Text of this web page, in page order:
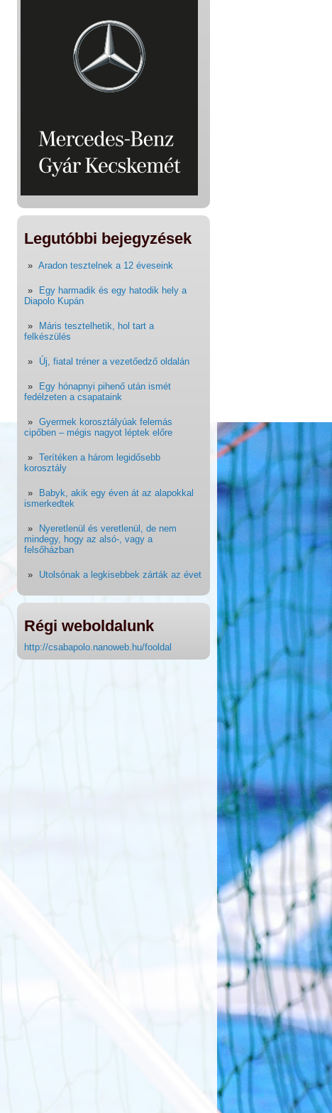
Legutóbbi bejegyzések
Aradon tesztelnek a 12 éveseink
Egy harmadik és egy hatodik hely a
Diapolo Kupán
Máris tesztelhetik, hol tart a
felkészülés
Új, fiatal tréner a vezetőedző oldalán
Egy hónapnyi pihenő után ismét
fedélzeten a csapataink
Gyermek korosztályúak felemás
cipőben – mégis nagyot léptek előre
Terítéken a három legidősebb
korosztály
Babyk, akik egy éven át az alapokkal
ismerkedtek
Nyeretlenül és veretlenül, de nem
mindegy, hogy az alsó-, vagy a
felsőházban
Utolsónak a legkisebbek zárták az évet
Régi weboldalunk
http://csabapolo.nanoweb.hu/fooldal